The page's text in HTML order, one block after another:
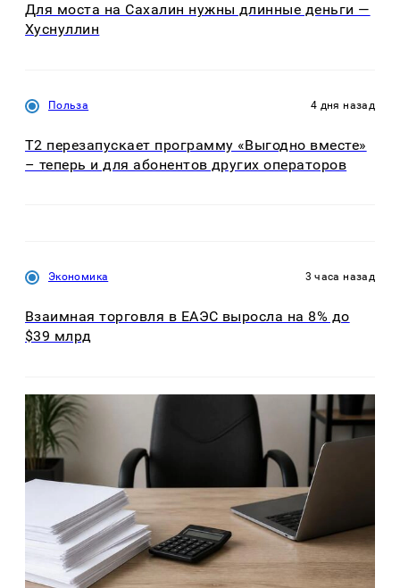
Для моста на Сахалин нужны длинные деньги —
Хуснуллин
Польза 4 дня назад
Т2 перезапускает программу «Выгодно вместе»
– теперь и для абонентов других операторов
Экономика 3 часа назад
Взаимная торговля в ЕАЭС выросла на 8% до
$39 млрд